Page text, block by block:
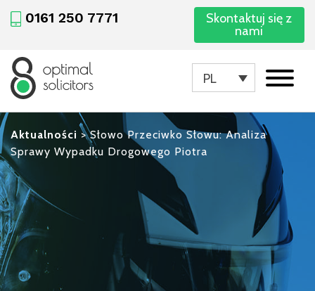
0161 250 7771
Skontaktuj się z
nami
PL
Aktualności >Słowo Przeciwko Słowu: Analiza
Sprawy Wypadku Drogowego Piotra